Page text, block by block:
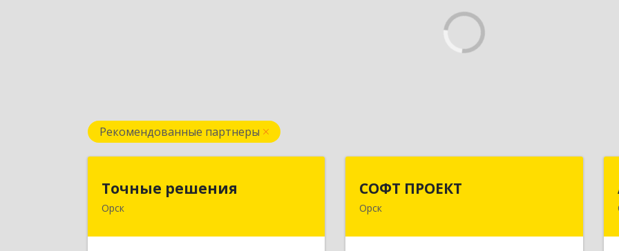
Рекомендованные партнеры
Точные решения
Орск
СОФТ ПРОЕКТ
Орск